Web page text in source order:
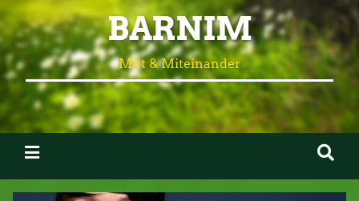
BARNIM
Mut & Miteinander